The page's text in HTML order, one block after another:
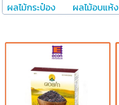
ผลไม้กระป๋อง
ผลไม้อบแห้ง
ผง